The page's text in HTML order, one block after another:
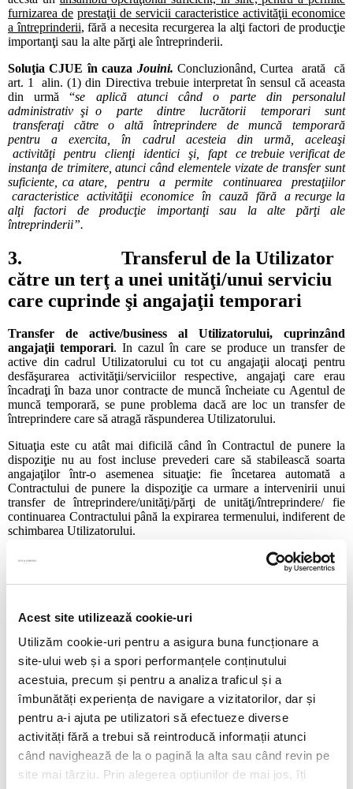
Acest site utilizează cookie-uri
Utilizăm cookie-uri pentru a asigura buna funcționare a
site-ului web și a spori performanțele conținutului
acestuia, precum și pentru a analiza traficul și a
îmbunătăți experiența de navigare a vizitatorilor, dar și
pentru a-i ajuta pe utilizatori să efectueze diverse
activități fără a trebui să reintroducă informații atunci
când navighează de la o pagină la alta sau când revin pe
site mai târziu. Prin alegerea opțiunilor de mai jos, îți
furnizarea de prestaţii de servicii caracteristice activităţii economice
a întreprinderii, fără a necesita recurgerea la alţi factori de producţie
importanţi sau la alte părţi ale întreprinderii.
Soluţia CJUE în cauza Jouini. Concluzionând, Curtea arată că
art. 1 alin. (1) din Directiva trebuie interpretat în sensul că aceasta
din urmă “se aplică atunci când o parte din personalul
administrativ şi o parte dintre lucrătorii temporari sunt
transferaţi către o altă întreprindere de muncă temporară
pentru a exercita, în cadrul acesteia din urmă, aceleaşi
activităţi pentru clienţi identici şi, fapt ce trebuie verificat de
instanţa de trimitere, atunci când elementele vizate de transfer sunt
suficiente, ca atare, pentru a permite continuarea prestaţiilor
caracteristice activităţii economice în cauză fără a recurge la
alţi factori de producţie importanţi sau la alte părţi ale
întreprinderii”.
3. Transferul de la Utilizator
către un terţ a unei unităţi/unui serviciu
care cuprinde şi angajaţii temporari
Transfer de active/business al Utilizatorului, cuprinzând
angajaţii temporari. In cazul în care se produce un transfer de
active din cadrul Utilizatorului cu tot cu angajaţii alocaţi pentru
desfăşurarea activităţii/serviciilor respective, angajaţi care erau
încadraţi în baza unor contracte de muncă încheiate cu Agentul de
muncă temporară, se pune problema dacă are loc un transfer de
întreprindere care să atragă răspunderea Utilizatorului.
Situaţia este cu atât mai dificilă când în Contractul de punere la
dispoziţie nu au fost incluse prevederi care să stabilească soarta
angajaţilor într-o asemenea situaţie: fie încetarea automată a
Contractului de punere la dispoziţie ca urmare a intervenirii unui
transfer de întreprindere/unităţi/părţi de unităţi/întreprindere/ fie
continuarea Contractului până la expirarea termenului, indiferent de
schimbarea Utilizatorului.
Posibila calitate de cedent a Utilizatorului
. Problema este
aşadar de a cunoaşte în ce măsură Utilizatorul poate fi
considerat răspunzător de soarta angajaţilor temporari care practic ar
Poate fi considerat Utilizatorul ca fiind
nu există un raport contractual directîntre el şi angajaţii supuşi
transferului?
Aparenta soluţie a CJUE în cauzaAlbron Catering1
soluţie pare a fi cea dată de CJUE în cauzaAlbron Catering.
Pentru a înţelege cauza este necesară o scurtă prezentare a situaţiei
de fapt. În cadrul grupului olandez compus din producători de bere
Heineken International, întregul personal este angajat de Heineken
Nederlands Beheer BV („
”) care îndeplineşte astfel rolul de
angajator central şi detaşează personalul la diferitele societăţi de